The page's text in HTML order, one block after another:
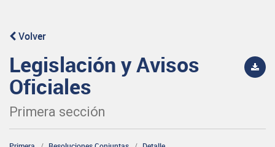
Volver
Legislación y Avisos
Oficiales
Primera sección